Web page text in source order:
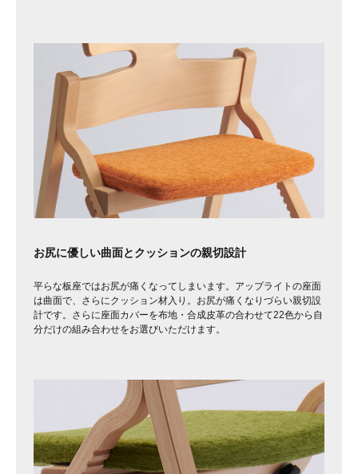
お尻に優しい曲面とクッションの親切設計
平らな板座ではお尻が痛くなってしまいます。アップライトの座面
は曲面で、さらにクッション材入り。お尻が痛くなりづらい親切設
計です。さらに座面カバーを布地・合成皮革の合わせて22色から自
分だけの組み合わせをお選びいただけます。